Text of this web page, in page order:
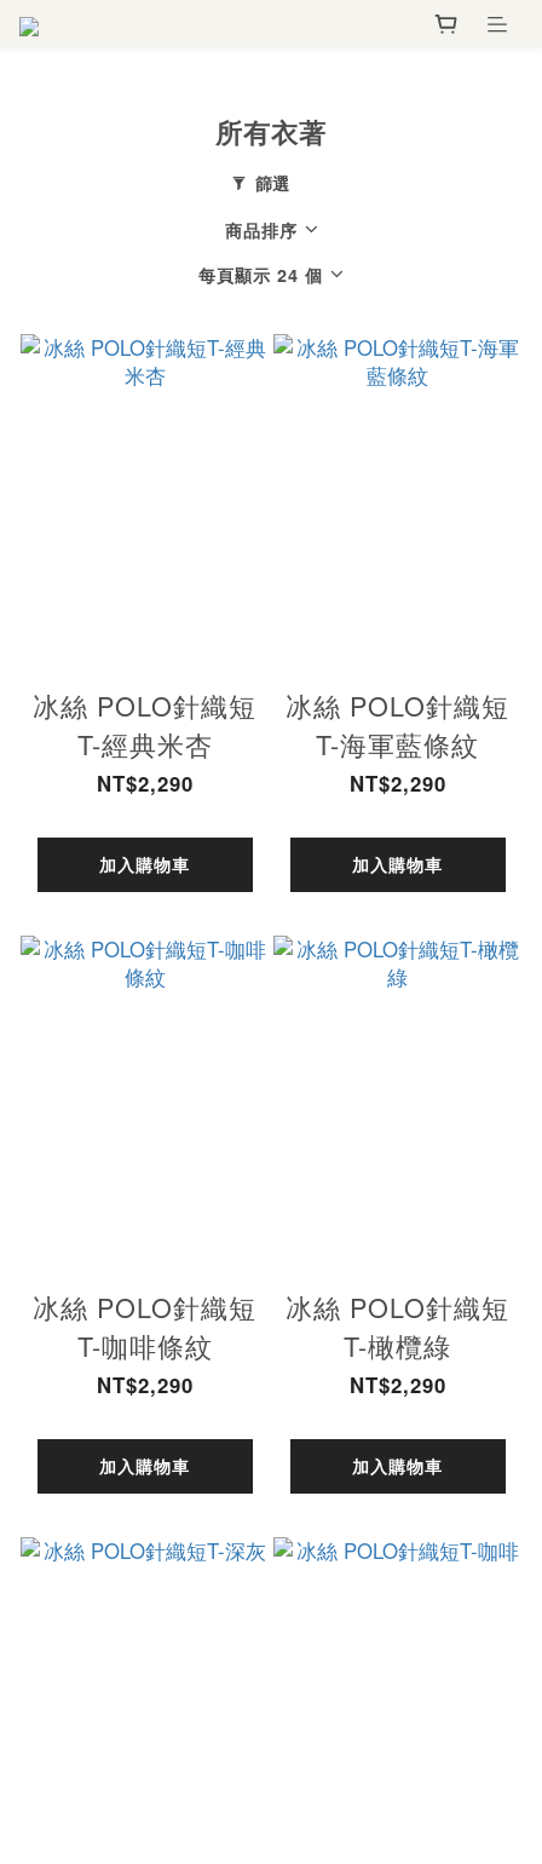
所有衣著
篩選
商品排序
每頁顯示 24 個
冰絲 POLO針織短
T-經典米杏
NT$2,290
加入購物車
冰絲 POLO針織短
T-海軍藍條紋
NT$2,290
加入購物車
冰絲 POLO針織短
T-咖啡條紋
NT$2,290
加入購物車
冰絲 POLO針織短
T-橄欖綠
NT$2,290
加入購物車